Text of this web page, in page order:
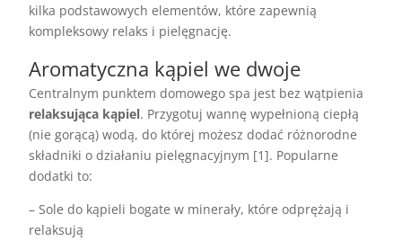
kilka podstawowych elementów, które zapewnią
kompleksowy relaks i pielęgnację.
Aromatyczna kąpiel we dwoje
Centralnym punktem domowego spa jest bez wątpienia
relaksująca kąpiel. Przygotuj wannę wypełnioną ciepłą
(nie gorącą) wodą, do której możesz dodać różnorodne
składniki o działaniu pielęgnacyjnym [1]. Popularne
dodatki to:
– Sole do kąpieli bogate w minerały, które odprężają i
relaksują